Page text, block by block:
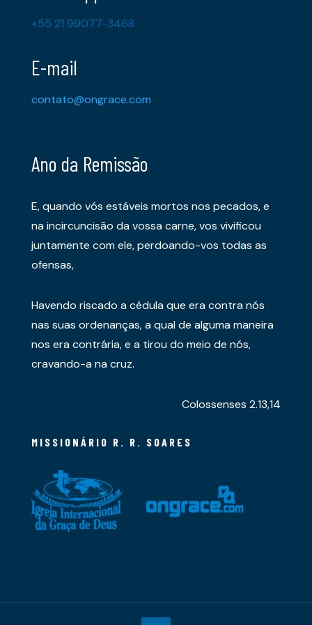
+55 21 99077-3468
E-mail
contato@ongrace.com
Ano da Remissão
E, quando vós estáveis mortos nos pecados, e
na incircuncisão da vossa carne, vos vivificou
juntamente com ele, perdoando-vos todas as
ofensas,
Havendo riscado a cédula que era contra nós
nas suas ordenanças, a qual de alguma maneira
nos era contrária, e a tirou do meio de nós,
cravando-a na cruz.
Colossenses 2.13,14
MISSIONÁRIO R. R. SOARES